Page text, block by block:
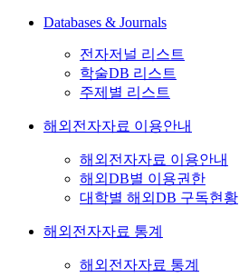
Databases & Journals
전자저널 리스트
학술DB 리스트
주제별 리스트
해외전자자료 이용안내
해외전자자료 이용안내
해외DB별 이용권한
대학별 해외DB 구독현황
해외전자자료 통계
해외전자자료 통계